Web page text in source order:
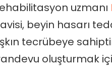
uzmanı
beyin hasarı
tecrübeye
oluşturmak